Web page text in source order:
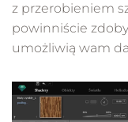
z przerobieniem
powinniście
umożliwią wam